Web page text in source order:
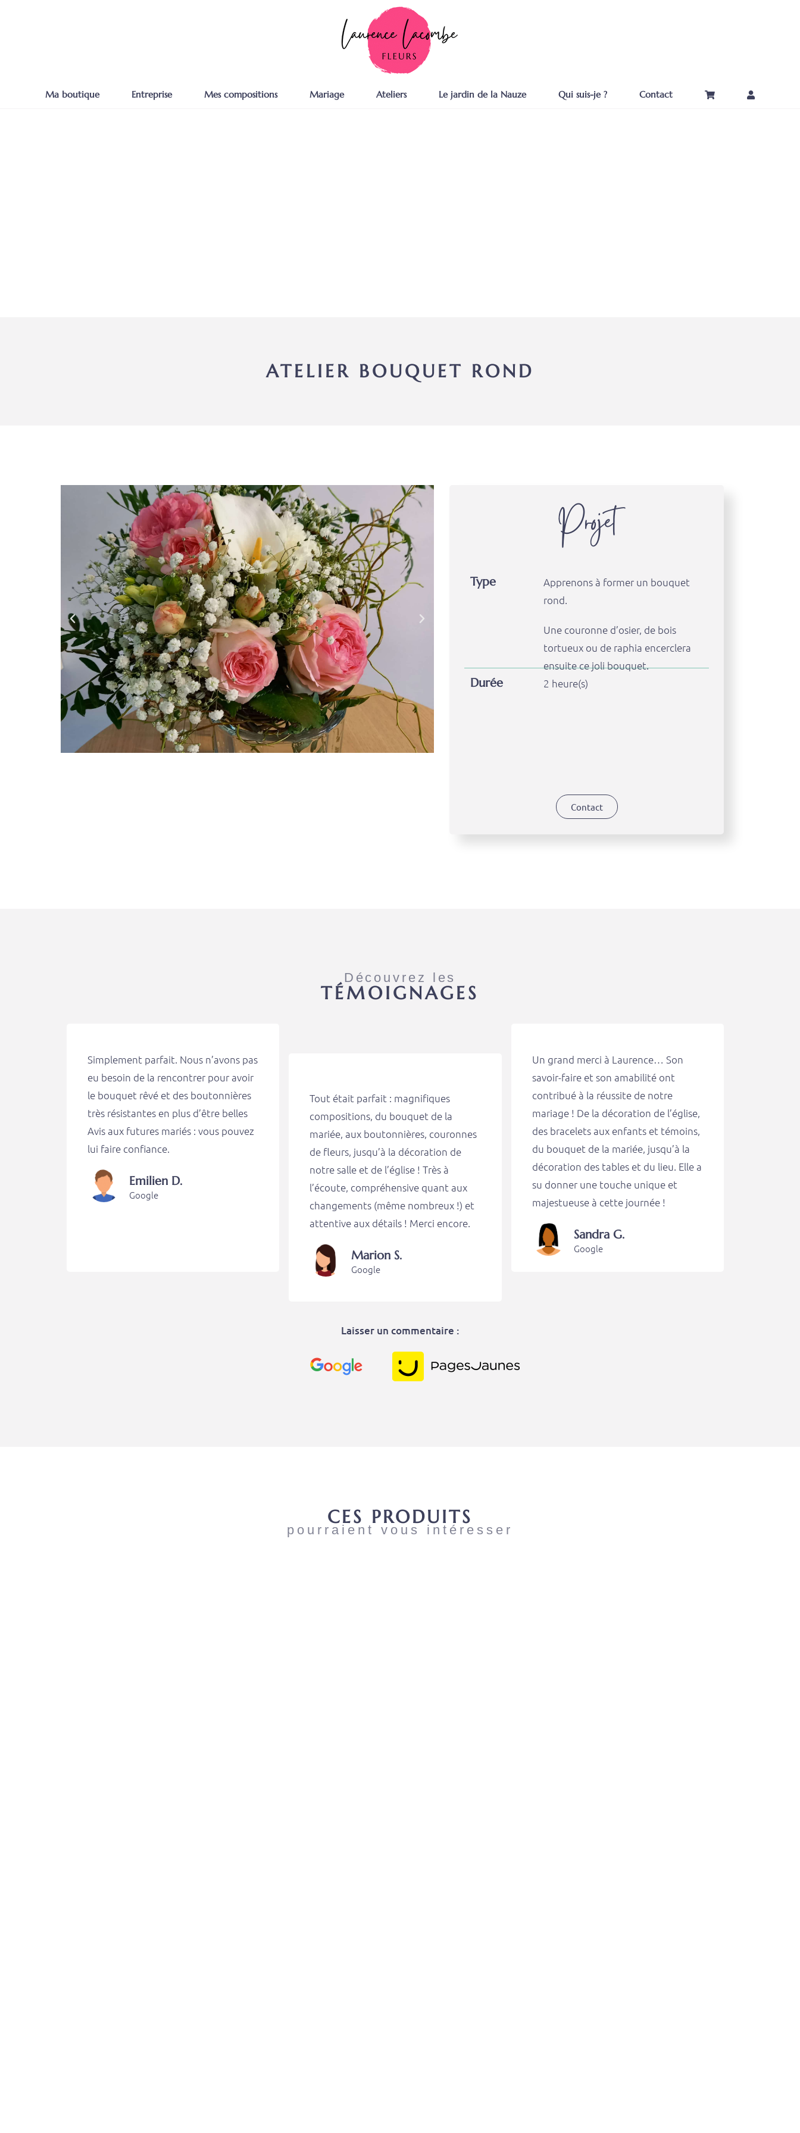
Ma boutique Entreprise Mes compositions Mariage Ateliers Le jardin de la Nauze Qui suis-je ? Contact
ATELIER BOUQUET ROND
Projet
Type
Apprenons à former un bouquet
rond.
Une couronne d’osier, de bois
tortueux ou de raphia encerclera
ensuite ce joli bouquet.
Durée 2 heure(s)
Contact
Découvrez les
TÉMOIGNAGES
Simplement parfait. Nous n’avons pas
eu besoin de la rencontrer pour avoir
le bouquet rêvé et des boutonnières
très résistantes en plus d’être belles
Avis aux futures mariés : vous pouvez
lui faire confiance.
Emilien D.
Google
Tout était parfait : magnifiques
compositions, du bouquet de la
mariée, aux boutonnières, couronnes
de fleurs, jusqu’à la décoration de
notre salle et de l’église ! Très à
l’écoute, compréhensive quant aux
changements (même nombreux !) et
attentive aux détails ! Merci encore.
Marion S.
Google
Un grand merci à Laurence… Son
savoir-faire et son amabilité ont
contribué à la réussite de notre
mariage ! De la décoration de l’église,
des bracelets aux enfants et témoins,
du bouquet de la mariée, jusqu’à la
décoration des tables et du lieu. Elle a
su donner une touche unique et
majestueuse à cette journée !
Sandra G.
Google
Laisser un commentaire :
CES PRODUITS
pourraient vous intéresser